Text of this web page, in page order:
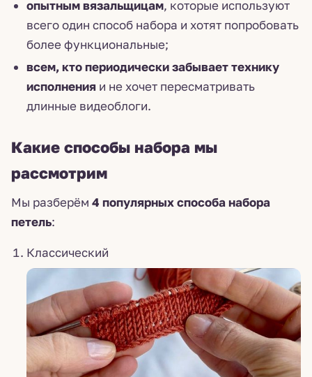
опытным вязальщицам, которые используют
всего один способ набора и хотят попробовать
более функциональные;
всем, кто периодически забывает технику
исполнения и не хочет пересматривать
длинные видеоблоги.
Какие способы набора мы
рассмотрим
Мы разберём 4 популярных способа набора
петель:
Классический